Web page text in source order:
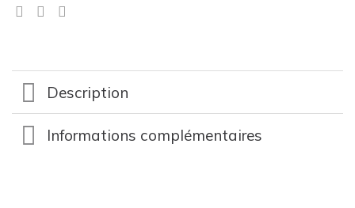
Description
Informations complémentaires